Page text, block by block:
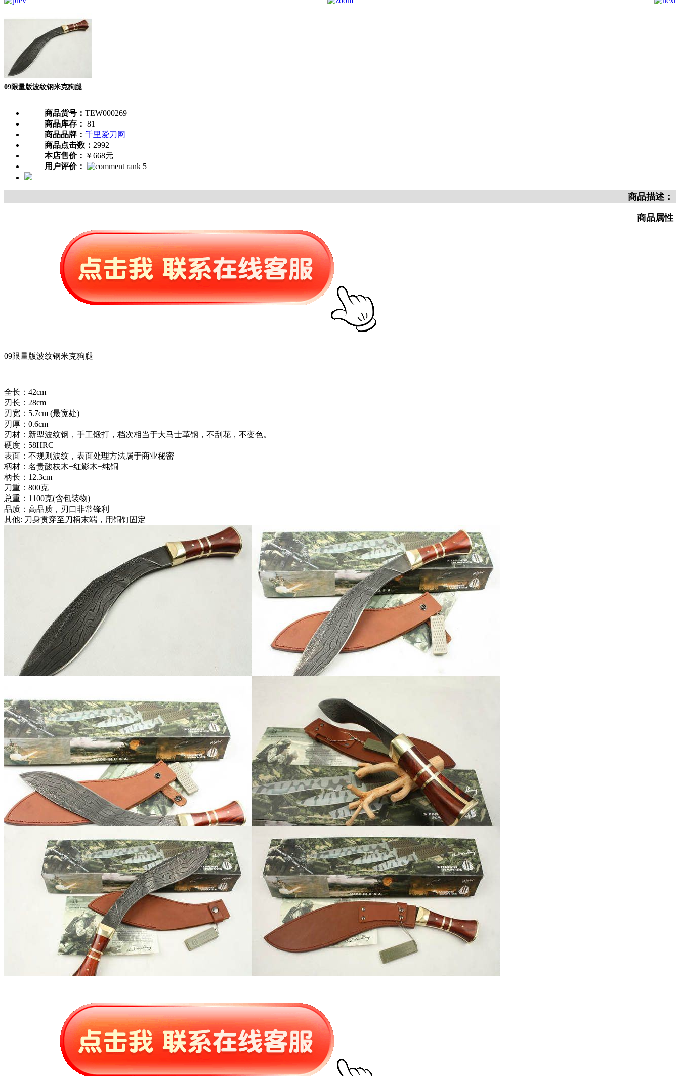
09限量版波纹钢米克狗腿
商品货号： TEW000269
商品库存： 81
商品品牌： 千里爱刀网
商品点击数： 2992
本店售价： ￥668元
用户评价：
商品描述：
商品属性
09限量版波纹钢米克狗腿
全长：42cm
刃长：28cm
刃宽：5.7cm (最宽处)
刃厚：0.6cm
刃材：新型波纹钢，手工锻打，档次相当于大马士革钢，不刮花，不变色。
硬度：58HRC
表面：不规则波纹，表面处理方法属于商业秘密
柄材：名贵酸枝木+红影木+纯铜
柄长：12.3cm
刀重：800克
总重：1100克(含包装物)
品质：高品质，刃口非常锋利
其他: 刀身贯穿至刀柄末端，用铜钉固定